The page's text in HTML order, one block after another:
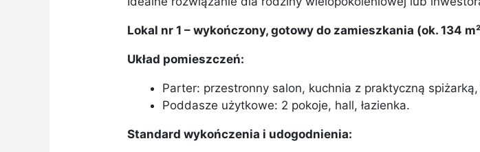
Lokal nr 1 – wykończony, gotowy do zamieszkania (ok. 134
Układ pomieszczeń:
Parter: przestronny salon, kuchnia z praktyczną
Poddasze użytkowe: 2 pokoje, hall, łazienka.
Standard wykończenia i udogodnienia: